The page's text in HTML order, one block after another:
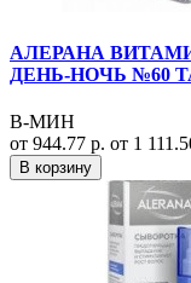
АЛЕРАНА
ДЕНЬ-НОЧЬ №60
В-МИН
от 944.77 р. от 1
В корзину